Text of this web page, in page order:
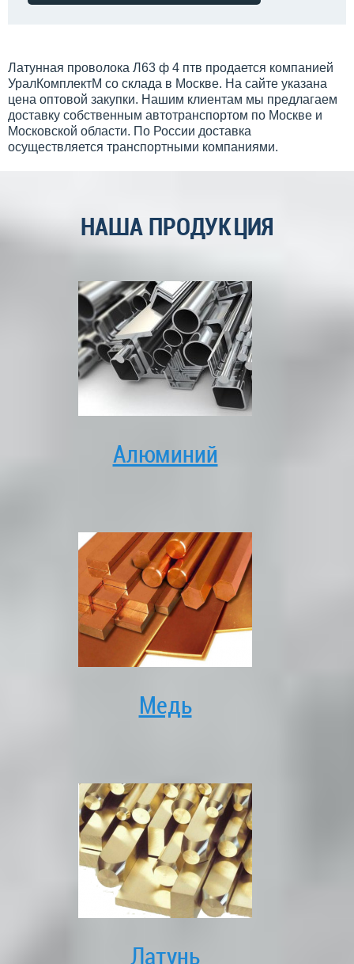
Латунная проволока Л63 ф 4 птв продается компанией
УралКомплектМ со склада в Москве. На сайте указана
цена оптовой закупки. Нашим клиентам мы предлагаем
доставку собственным автотранспортом по Москве и
Московской области. По России доставка
осуществляется транспортными компаниями.
НАША ПРОДУКЦИЯ
Алюминий
Медь
Латунь